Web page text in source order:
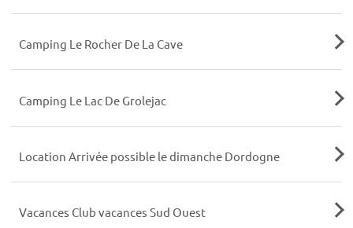
Camping Le Rocher De La Cave
Camping Le Lac De Grolejac
Location Arrivée possible le dimanche Dordogne
Vacances Club vacances Sud Ouest